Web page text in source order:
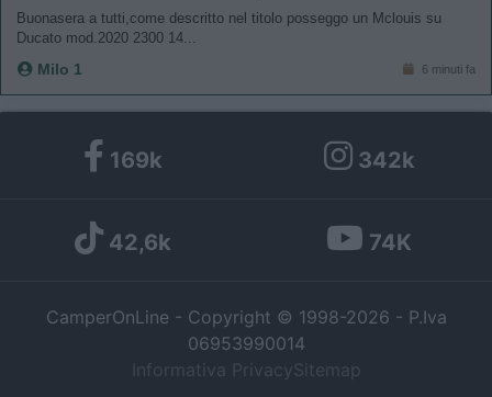
Buonasera a tutti,come descritto nel titolo posseggo un Mclouis su
Ducato mod.2020 2300 14...
Milo 1 6 minuti fa
169k 342k
42,6k 74K
CamperOnLine - Copyright © 1998-2026 - P.Iva
06953990014
Informativa Privacy Sitemap